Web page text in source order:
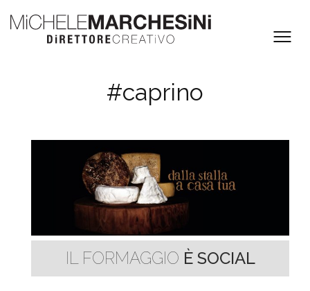
#caprino
IL FORMAGGIO È SOCIAL